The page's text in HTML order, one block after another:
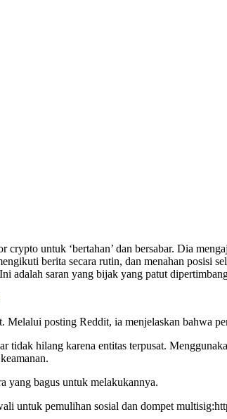
untuk ‘bertahan’ dan bersabar. Dia
berita secara rutin, dan menahan posisi
adalah saran yang bijak yang patut
posting Reddit, ia menjelaskan bahwa
hilang karena entitas terpusat.
yang bagus untuk melakukannya.
untuk pemulihan sosial dan dompet